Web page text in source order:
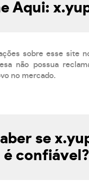
Aqui:
sobre esse site
não possua
no mercado.
se
é confiável?